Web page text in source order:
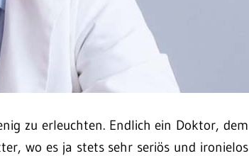
zu erleuchten. Endlich ein Doktor, dem
wo es ja stets sehr seriös und ironielos